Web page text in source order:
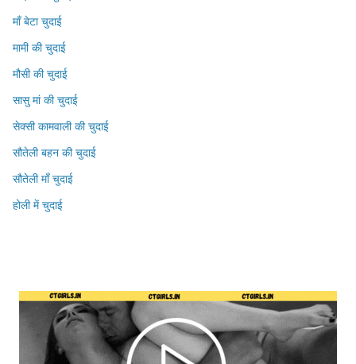
माँ बेटा चुदाई
मामी की चुदाई
मौसी की चुदाई
सासु मां की चुदाई
सेक्सी कामवाली की चुदाई
सौतेली बहन की चुदाई
सौतेली माँ चुदाई
होली में चुदाई